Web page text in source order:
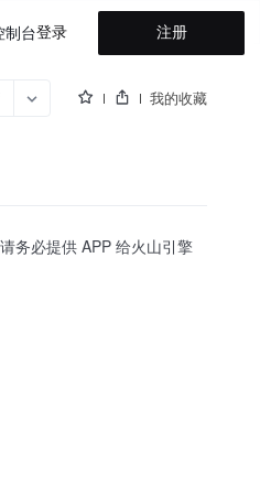
制台登录 注册
我的收藏
务必提供 APP 给火山引擎